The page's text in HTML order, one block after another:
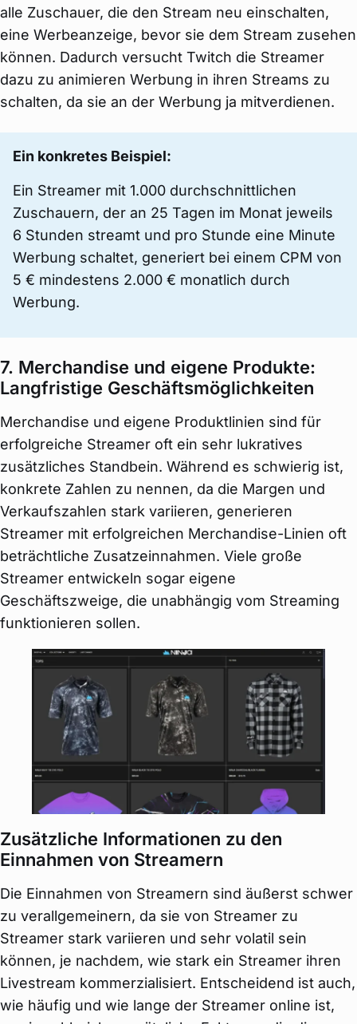
alle Zuschauer, die den Stream neu einschalten,
eine Werbeanzeige, bevor sie dem Stream zusehen
können. Dadurch versucht Twitch die Streamer
dazu zu animieren Werbung in ihren Streams zu
schalten, da sie an der Werbung ja mitverdienen.
Ein konkretes Beispiel:
Ein Streamer mit 1.000 durchschnittlichen
Zuschauern, der an 25 Tagen im Monat jeweils
6 Stunden streamt und pro Stunde eine Minute
Werbung schaltet, generiert bei einem CPM von
5 € mindestens 2.000 € monatlich durch
Werbung.
7. Merchandise und eigene Produkte:
Langfristige Geschäftsmöglichkeiten
Merchandise und eigene Produktlinien sind für
erfolgreiche Streamer oft ein sehr lukratives
zusätzliches Standbein. Während es schwierig ist,
konkrete Zahlen zu nennen, da die Margen und
Verkaufszahlen stark variieren, generieren
Streamer mit erfolgreichen Merchandise-Linien oft
beträchtliche Zusatzeinnahmen. Viele große
Streamer entwickeln sogar eigene
Geschäftszweige, die unabhängig vom Streaming
funktionieren sollen.
Zusätzliche Informationen zu den
Einnahmen von Streamern
Die Einnahmen von Streamern sind äußerst schwer
zu verallgemeinern, da sie von Streamer zu
Streamer stark variieren und sehr volatil sein
können, je nachdem, wie stark ein Streamer ihren
Livestream kommerzialisiert. Entscheidend ist auch,
wie häufig und wie lange der Streamer online ist,